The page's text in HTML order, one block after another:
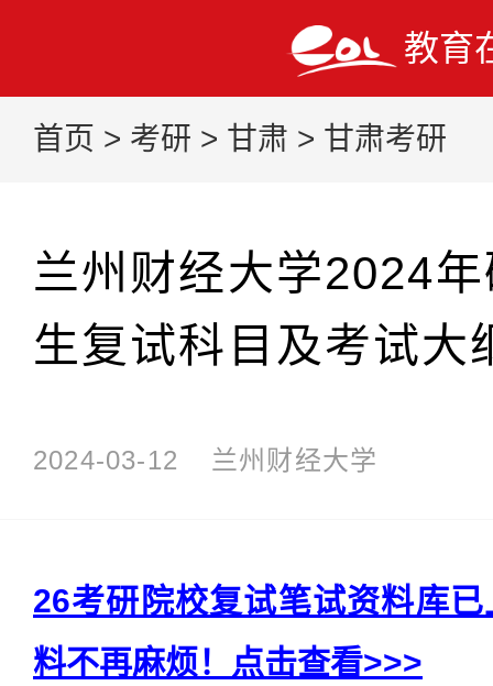
教育
首页 > 考研 > 甘肃 > 甘肃考研
兰州财经大学2024
生复试科目及考试大
2024-03-12 兰州财经大学
26考研院校复试笔试资料库
料不再麻烦！点击查看>>>